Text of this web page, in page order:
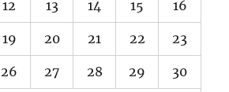
12 13 14 15 16
19 20 21 22 23
26 27 28 29 30